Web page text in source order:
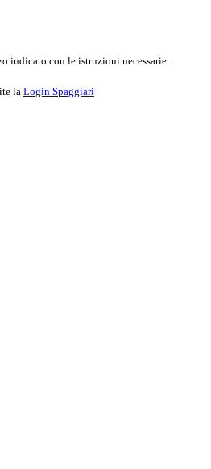
indicato con le istruzioni necessarie.
la Login Spaggiari